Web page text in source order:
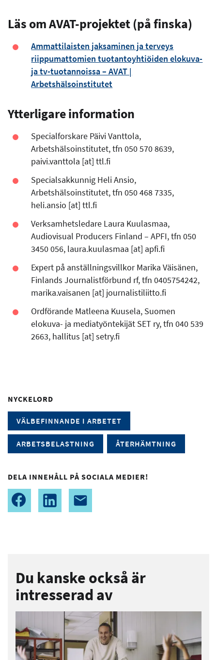
Läs om AVAT-projektet (på finska)
Ammattilaisten jaksaminen ja terveys
riippumattomien tuotantoyhtiöiden elokuva-
ja tv-tuotannoissa – AVAT |
Arbetshälsoinstitutet
Ytterligare information
Specialforskare Päivi Vanttola,
Arbetshälsoinstitutet, tfn 050 570 8639,
paivi.vanttola [at]ttl.fi
Specialsakkunnig Heli Ansio,
Arbetshälsoinstitutet, tfn 050 468 7335,
heli.ansio [at]ttl.fi
Verksamhetsledare Laura Kuulasmaa,
Audiovisual Producers Finland – APFI, tfn 050
3450 056, laura.kuulasmaa [at] apfi.fi
Expert på anställningsvillkor Marika Väisänen,
Finlands Journalistförbund rf, tfn 0405754242,
marika.vaisanen [at] journalistiliitto.fi
Ordförande Matleena Kuusela, Suomen
elokuva- ja mediatyöntekijät SET ry, tfn 040 539
2663, hallitus [at]setry.fi
NYCKELORD
VÄLBEFINNANDE I ARBETET
ARBETSBELASTNING ÅTERHÄMTNING
DELA INNEHÅLL PÅ SOCIALA MEDIER!
Du kanske också är
intresserad av